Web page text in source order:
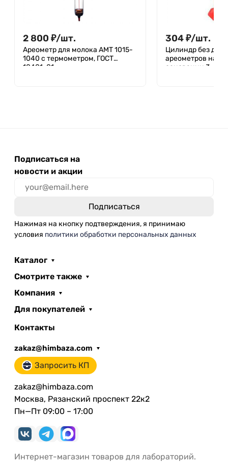
2 800 ₽/шт.
Ареометр для молока АМТ 1015-
1040 с термометром, ГОСТ
18481-81
304₽/шт.
Цилиндр без
ареометров на
основании 3-49/
Подписаться на
новости и акции
Нажимая на кнопку подтверждения, я принимаю
условия политики обработки персональных данных
Каталог
Смотрите также
Компания
Для покупателей
Контакты
zakaz@himbaza.com
Запросить КП
zakaz@himbaza.com
Москва, Рязанский проспект 22к2
Пн—Пт 09:00 – 17:00
Интернет-магазин товаров для лабораторий.